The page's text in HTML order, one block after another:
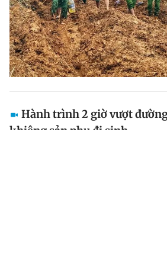
Hành trình 2 giờ vượt
khiêng sản phụ đi sinh